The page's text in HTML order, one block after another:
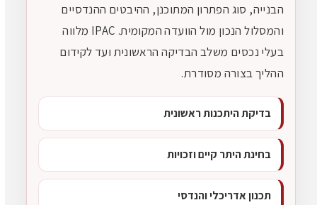
הבנייה, סוג הפתרון המתוכנן, ההיבטים ההנדסיים
והמסלול הנכון מול הוועדה המקומית. IPAC מלווה
בעלי נכסים משלב הבדיקה הראשונית ועד לקידום
ההליך בצורה מסודרת.
בדיקת היתכנות ראשונית
בחינת היתר קיים וזכויות
תכנון אדריכלי והנדסי